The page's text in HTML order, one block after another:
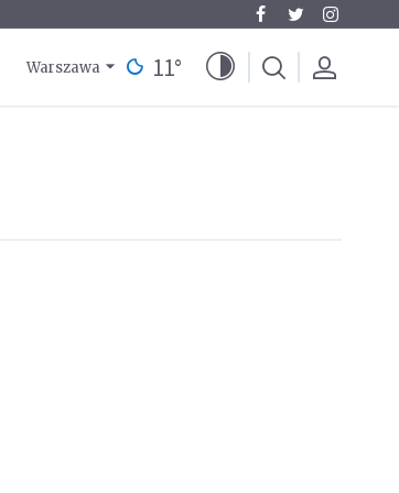
Warszawa 11°